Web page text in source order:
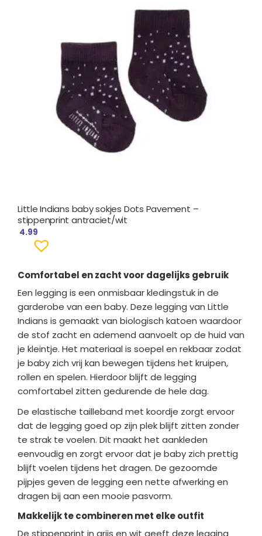
Little Indians baby sokjes Dots Pavement –
stippenprint antraciet/wit
4.99
Comfortabel en zacht voor dagelijks gebruik
Een legging is een onmisbaar kledingstuk in de
garderobe van een baby. Deze legging van Little
Indians is gemaakt van biologisch katoen waardoor
de stof zacht en ademend aanvoelt op de huid van
je kleintje. Het materiaal is soepel en rekbaar zodat
je baby zich vrij kan bewegen tijdens het kruipen,
rollen en spelen. Hierdoor blijft de legging
comfortabel zitten gedurende de hele dag.
De elastische tailleband met koordje zorgt ervoor
dat de legging goed op zijn plek blijft zitten zonder
te strak te voelen. Dit maakt het aankleden
eenvoudig en zorgt ervoor dat je baby zich prettig
blijft voelen tijdens het dragen. De gezoomde
pijpjes geven de legging een nette afwerking en
dragen bij aan een mooie pasvorm.
Makkelijk te combineren met elke outfit
De stippenprint in grijs en wit geeft deze legging